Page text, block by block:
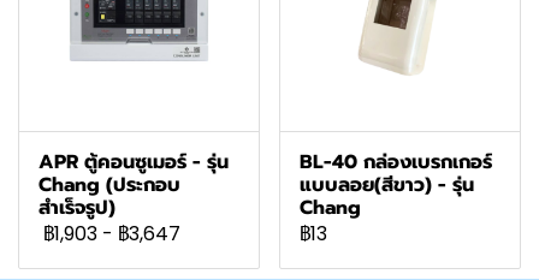
APR ตู้คอนซูเมอร์ - รุ่น
Chang (ประกอบ
สำเร็จรูป)
฿1,903 - ฿3,647
BL-40 กล่องเบรกเกอร์
แบบลอย(สีขาว) - รุ่น
Chang
฿13